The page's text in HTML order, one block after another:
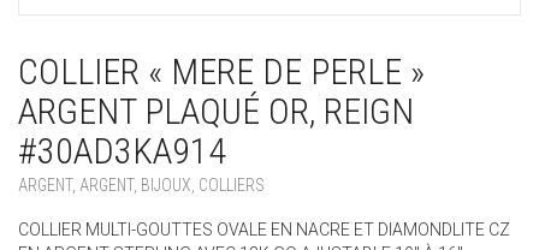
COLLIER « MERE DE PERLE »
ARGENT PLAQUÉ OR, REIGN
#30AD3KA914
ARGENT, ARGENT, BIJOUX COLLIERS
COLLIER MULTI-GOUTTES OVALE EN NACRE ET DIAMONDLITE CZ